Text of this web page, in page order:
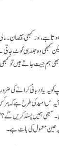
ہے، اور کبھی نقصان۔
کبھی وہ جلد ہی ٹوٹ
ہم جیت جاتے ہیں تو
یہ یاد دہانی کرانے کی
اس امید کی طرح ہے کہ
عین معمول کی بات ہے۔